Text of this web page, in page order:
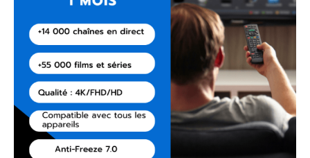
mois
StaticIPTV
propose
le
meilleur
service.